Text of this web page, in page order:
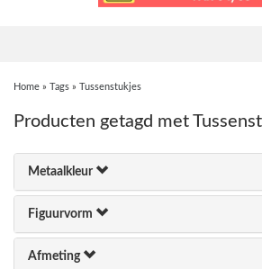
Home » Tags » Tussenstukjes
Producten getagd met
Metaalkleur
Figuurvorm
Afmeting